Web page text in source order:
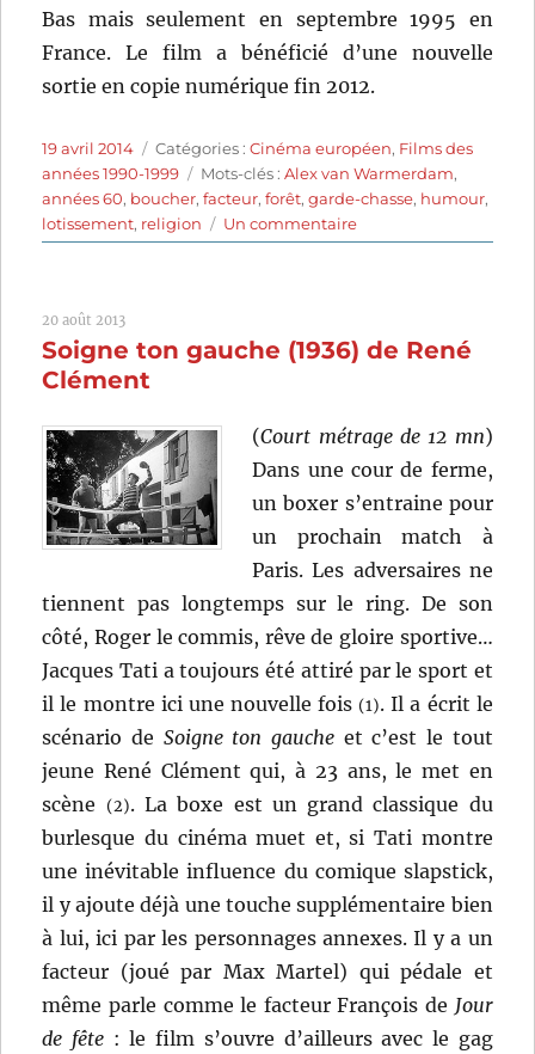
Bas mais seulement en septembre 1995 en
France. Le film a bénéficié d’une nouvelle
sortie en copie numérique fin 2012.
Publié
le
19 avril 2014 Catégories
Catégories :Cinéma européen, Films des
années 1990-1999
Étiquettes
Mots-clés :Alex van Warmerdam,
années 60, boucher,facteur,forêt,garde-chasse, humour,
lotissement, religion Un commentairesur
Les
Alex
20 août 2013
Soigne ton gauche (1936) de René
Clément
(Court métrage de 12 mn)
Dans une cour de ferme,
un boxer s’entraine pour
un prochain match à
Paris. Les adversaires ne
tiennent pas longtemps sur le ring. De son
côté, Roger le commis, rêve de gloire sportive…
Jacques Tati a toujours été attiré par le sport et
il le montre ici une nouvelle fois(1). Il a écrit le
scénario de Soigne ton gauche et c’est le tout
jeune René Clément qui, à 23 ans, le met en
scène
(2). La boxe est un grand classique du
burlesque du cinéma muet et, si Tati montre
une inévitable influence du comique slapstick,
il y ajoute déjà une touche supplémentaire bien
à lui, ici par les personnages annexes. Il y a un
facteur (joué par Max Martel) qui pédale et
même parle comme le facteur François de Jour
de fête : le film s’ouvre d’ailleurs avec le gag